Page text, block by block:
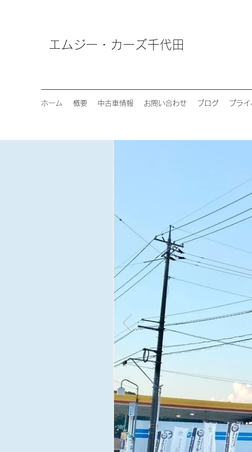
エムジー・カーズ千代田
ホーム 概要 中古車情報 お問い合わせ ブログ プラ